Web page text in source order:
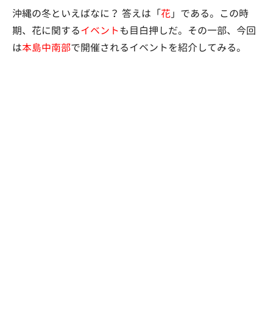
沖縄の冬といえばなに？ 答えは「花」である。この時
期、花に関するイベントも目白押しだ。その一部、今回
は本島中南部で開催されるイベントを紹介してみる。